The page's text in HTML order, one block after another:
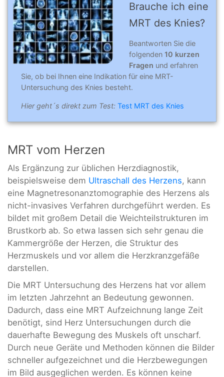
Brauche ich eine
MRT des Knies?
Beantworten Sie die
folgenden 10 kurzen
Fragen und erfahren
Sie, ob bei Ihnen eine Indikation für eine MRT-
Untersuchung des Knies besteht.
Hier geht´s direkt zum Test: Test MRT des Knies
MRT vom Herzen
Als Ergänzung zur üblichen Herzdiagnostik,
beispielsweise dem Ultraschall des Herzens, kann
eine Magnetresonanztomographie des Herzens als
nicht-invasives Verfahren durchgeführt werden. Es
bildet mit großem Detail die Weichteilstrukturen im
Brustkorb ab. So etwa lassen sich sehr genau die
Kammergröße der Herzen, die Struktur des
Herzmuskels und vor allem die Herzkranzgefäße
darstellen.
Die MRT Untersuchung des Herzens hat vor allem
im letzten Jahrzehnt an Bedeutung gewonnen.
Dadurch, dass eine MRT Aufzeichnung lange Zeit
benötigt, sind Herz Untersuchungen durch die
dauerhafte Bewegung des Muskels oft unscharf.
Durch neue Geräte und Methoden können die Bilder
schneller aufgezeichnet und die Herzbewegungen
im Bild ausgeglichen werden. Es können keine